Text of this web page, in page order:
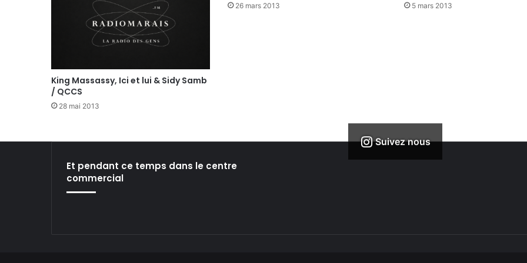
King Massassy, Ici et lui & Sidy Samb
/ QCCS
28 mai 2013
26 mars 2013 5 mars 2013
Suivez nous
Et pendant ce temps dans le centre
commercial